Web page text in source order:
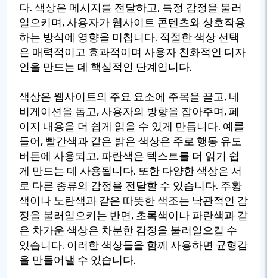
다. 색상은 메시지를 전달하고, 특정 감정을 불러
일으키며, 사용자가 웹사이트 콘텐츠와 상호작용
하는 방식에 영향을 미칩니다. 적절한 색상 선택
은 매력적이고 효과적이며 사용자 친화적인 디자
인을 만드는 데 핵심적인 단계입니다.
색상은 웹사이트의 주요 요소에 주목을 끌고, 네
비게이션을 돕고, 사용자의 방향을 잡아주며, 페
이지 내용을 더 쉽게 읽을 수 있게 만듭니다. 예를
들어, 빨간색과 같은 밝은 색상은 주로 행동 유도
버튼에 사용되고, 파란색은 텍스트를 더 읽기 쉽
게 만드는 데 사용됩니다. 또한 다양한 색상은 서
로 다른 종류의 감정을 전달할 수 있습니다. 주황
색이나 노란색과 같은 따뜻한 색조는 낙관적인 감
정을 불러일으키는 반면, 초록색이나 파란색과 같
은 차가운 색상은 차분한 감정을 불러일으킬 수
있습니다. 이러한 색상들을 함께 사용하면 균형감
을 만들어낼 수 있습니다.